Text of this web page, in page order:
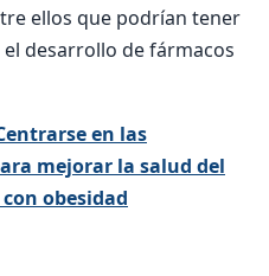
ellos que podrían tener
desarrollo de fármacos
en las
mejorar la salud del
obesidad